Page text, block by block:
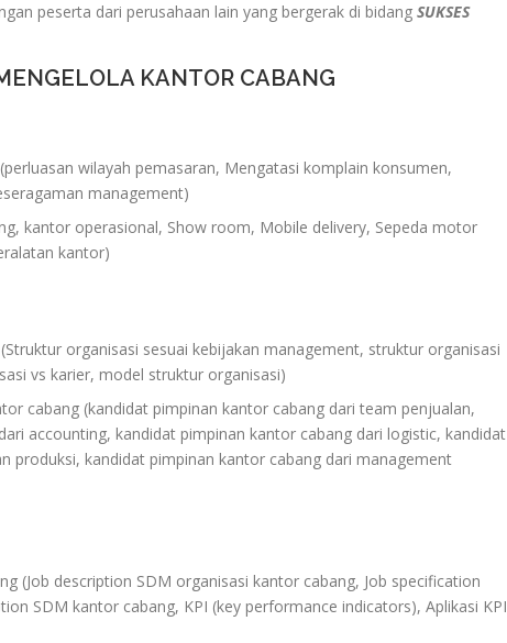
peserta dari perusahaan lain yang bergerak di bidang SUKSES
KANTOR CABANG
wilayah pemasaran, Mengatasi komplain konsumen,
management)
kantor operasional, Show room, Mobile delivery, Sepeda motor
kantor)
organisasi sesuai kebijakan management, struktur organisasi
vs karier, model struktur organisasi)
cabang (kandidat pimpinan kantor cabang dari team penjualan,
accounting, kandidat pimpinan kantor cabang dari logistic, kandidat
produksi, kandidat pimpinan kantor cabang dari management
(Job description SDM organisasi kantor cabang, Job specification
SDM kantor cabang, KPI (key performance indicators), Aplikasi KPI